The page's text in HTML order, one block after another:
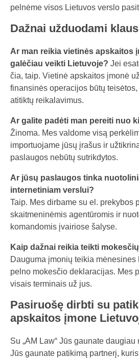
pelnėme visos Lietuvos verslo
Dažnai užduodami
Ar man reikia vietinės apskaitos
galėčiau veikti Lietuvoje? Jei
čia, taip. Vietinė apskaitos įmonė
finansinės operacijos būtų
atitiktų reikalavimus.
Ar galite padėti man pereiti nuo
Žinoma. Mes valdome visą
importuojame jūsų įrašus ir
paslaugos nebūtų sutrikdytos.
Ar jūsų paslaugos tinka
internetiniam verslui?
Taip. Mes dirbame su el. prekybos
skaitmeninėmis agentūromis ir
komandomis įvairiose šalyse.
Kaip dažnai reikia teikti
Dauguma įmonių teikia mėnesines
pelno mokesčio deklaracijas. Mes
visais terminais už jus.
Pasiruošę dirbti su
apskaitos įmone
Su „AM Law“ Jūs gaunate
Jūs gaunate patikimą partnerį,